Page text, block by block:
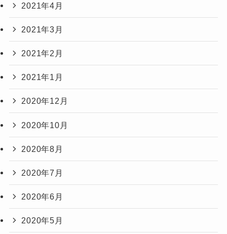
2021年4月
2021年3月
2021年2月
2021年1月
2020年12月
2020年10月
2020年8月
2020年7月
2020年6月
2020年5月